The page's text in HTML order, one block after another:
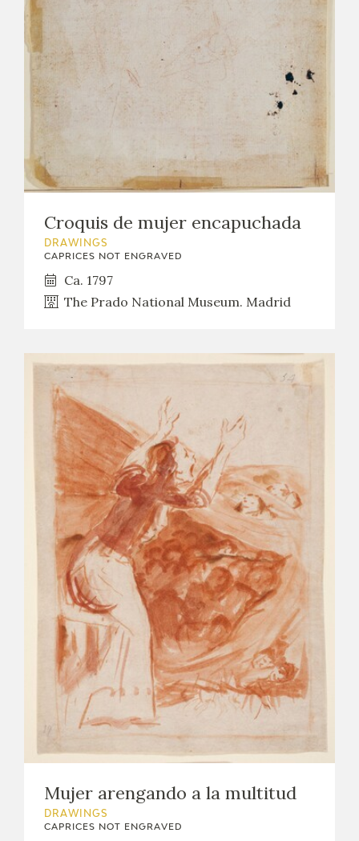
Croquis de mujer encapuchada
DRAWINGS
CAPRICES NOT ENGRAVED
Ca. 1797
The Prado National Museum. Madrid
Mujer arengando a la multitud
DRAWINGS
CAPRICES NOT ENGRAVED